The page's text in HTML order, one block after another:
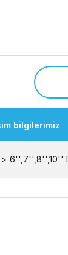
bilgilerimiz
6'',7'',8'',10''